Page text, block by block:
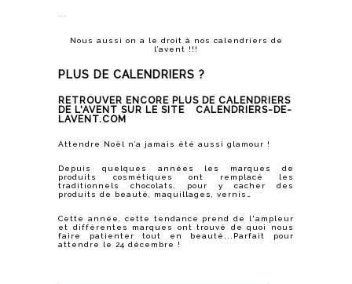
Nous aussi on a le droit à nos calendriers de
l’avent !!!
PLUS DE CALENDRIERS ?
RETROUVER ENCORE PLUS DE CALENDRIERS
DE L'AVENT SUR LE SITE
CALENDRIERS-DE-
LAVENT.COM
Attendre Noël n’a jamais été aussi glamour !
Depuis quelques années les marques de
produits cosmétiques ont remplacé les
traditionnels chocolats, pour y cacher des
produits de beauté, maquillages, vernis…
Cette année, cette tendance prend de l'ampleur
et différentes marques ont trouvé de quoi nous
faire patienter tout en beauté...Parfait pour
attendre le 24 décembre !